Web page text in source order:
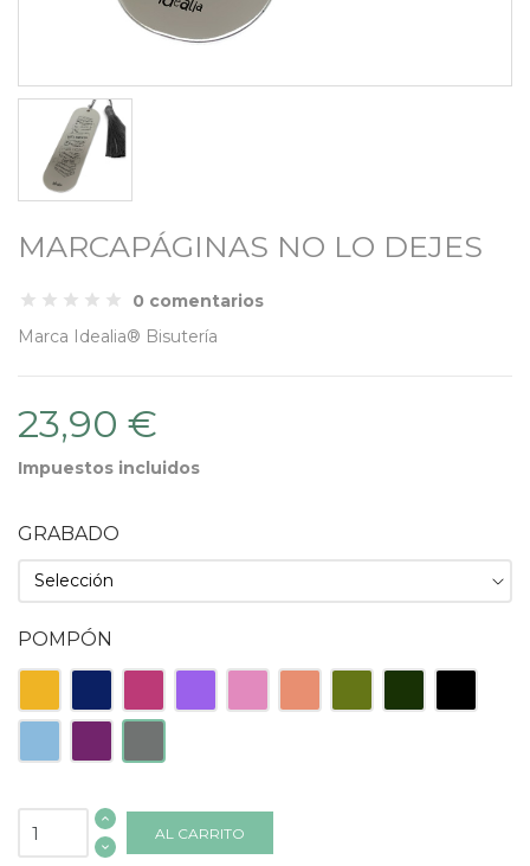
MARCAPÁGINAS NO LO DEJES
0 comentarios
Marca Idealia® Bisutería
23,90 €
Impuestos incluidos
GRABADO
POMPÓN
AmarilloAzul
Oscuro
Fucsia SalmónVerde
Claro
Verde
Oscuro
Negro
CelesteMorado
AL CARRITO